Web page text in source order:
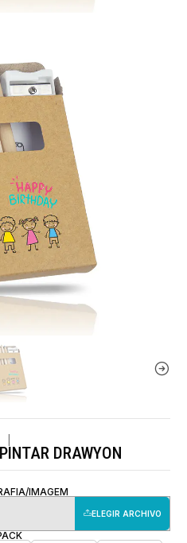
DRAWYON
IMAGEM
ELEGIR ARCHIVO